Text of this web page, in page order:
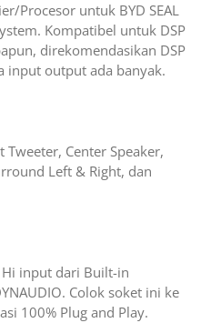
Procesor untuk BYD SEAL
Kompatibel untuk DSP
direkomendasikan DSP
input output ada banyak.
Center Speaker,
Left & Right, dan
input dari Built-in
Colok soket ini ke
100% Plug and Play.